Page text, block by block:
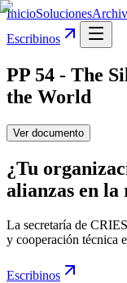
InicioSoluciones
Escribinos
PP 54 - The
the World
Ver documento
¿Tu
alianzas en la
La secretaría de
y cooperación técnica
Escribinos